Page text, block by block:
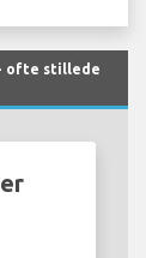
ofte stillede